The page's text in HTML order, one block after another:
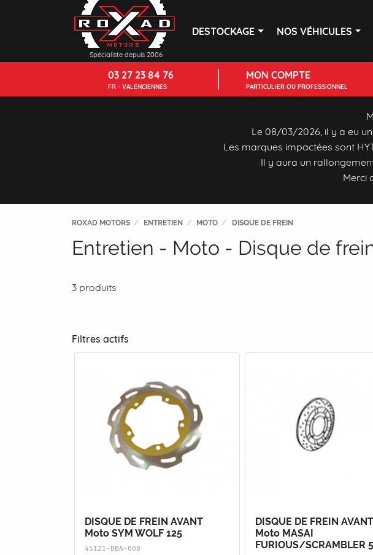
Spécialiste depuis 2006
DESTOCKAGE NOS VÉHICULES
03 27 23 84 76
FR - VALENCIENNES
MON COMPTE
PARTICULIER OU PROFESSIONNEL
Le 08/03/2026, il y a eu
Les marques impactées sont
Il y aura un
Merci
ROXAD MOTORS ENTRETIEN MOTO DISQUE DE FREIN
Entretien - Moto - Disque de
3 produits
Filtres actifs
DISQUE DE FREIN AVANT
Moto SYM WOLF 125
45121-BBA-000
DISQUE DE FREIN AVANT
Moto MASAI
FURIOUS/SCRAMBLER